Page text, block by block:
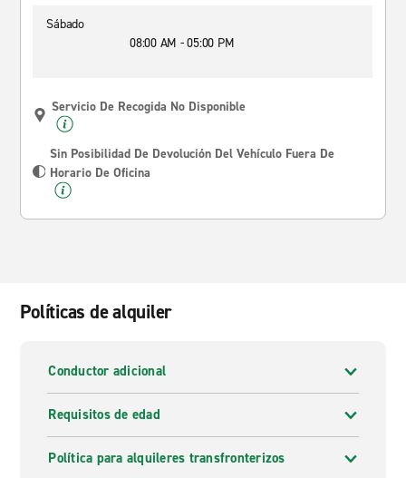
Sábado
08:00 AM - 05:00 PM
Servicio De Recogida No Disponible
Sin Posibilidad De Devolución Del Vehículo Fuera De
Horario De Oficina
Políticas de alquiler
Conductor adicional
Requisitos de edad
Política para alquileres transfronterizos